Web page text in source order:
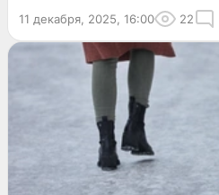
11 декабря, 2025, 16:00 22